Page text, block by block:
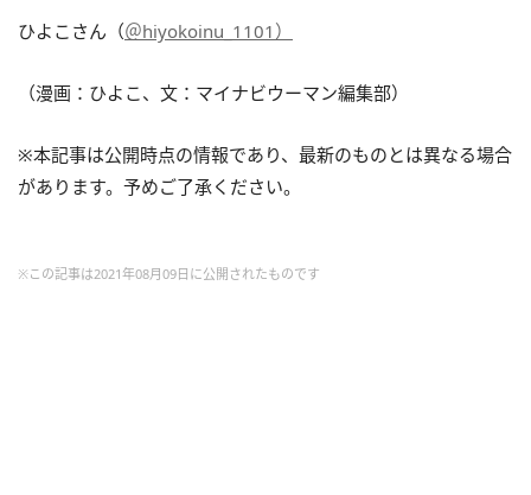
ひよこさん（＠hiyokoinu_1101）
（漫画：ひよこ、文：マイナビウーマン編集部）
※本記事は公開時点の情報であり、最新のものとは異なる場合
があります。予めご了承ください。
※この記事は2021年08月09日に公開されたものです